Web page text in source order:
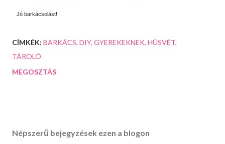
Jó barkácsolást!
CÍMKÉK: BARKÁCS DIY GYEREKEKNEK HÚSVÉT
TÁROLÓ
MEGOSZTÁS
Népszerű bejegyzések ezen a blogon